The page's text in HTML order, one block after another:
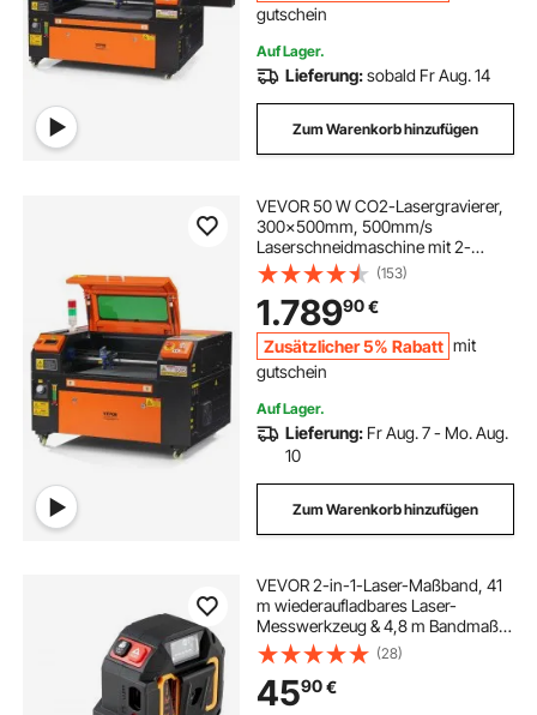
gutschein
Auf Lager.
Lieferung:sobald Fr Aug. 14
Zum Warenkorb hinzufügen
VEVOR 50 W CO2-Lasergravierer,
300x500mm, 500mm/s
Laserschneidmaschine mit 2-
Wege-Pass-Air-Assist, kompatibel
mit LightBurn, CorelDRAW,
AutoCAD, Windows, Mac OS,
Linux, für Holz, Acryl, Stoff
(153)
1.78990€
Zusätzlicher 5% Rabatt mit
gutschein
Auf Lager.
Lieferung: Fr Aug. 7 - Mo. Aug.
10
Zum Warenkorb hinzufügen
VEVOR 2-in-1-Laser-Maßband, 41
m wiederaufladbares Laser-
Messwerkzeug & 4,8 m Bandmaß
mit Magnet, Rollmaßband 4 Modi –
Länge, Fläche, Volumen,
kontinuierlich, ft/in/m/ft+in-Einheit
(28)
4590€